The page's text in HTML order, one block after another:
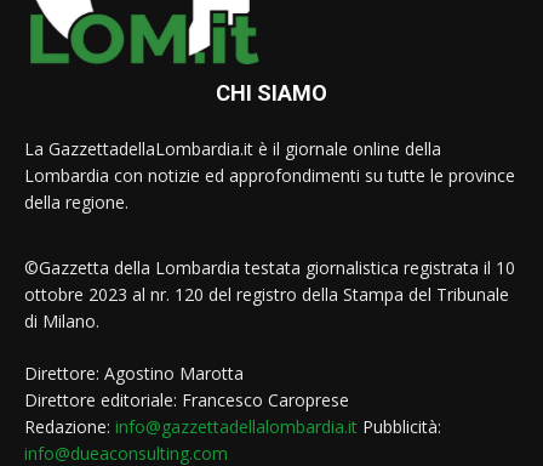
CHI SIAMO
La GazzettadellaLombardia.it è il giornale online della
Lombardia con notizie ed approfondimenti su tutte le province
della regione.
©Gazzetta della Lombardia testata giornalistica registrata il 10
ottobre 2023 al nr. 120 del registro della Stampa del Tribunale
di Milano.
Direttore: Agostino Marotta
Direttore editoriale: Francesco Caroprese
Redazione: info@gazzettadellalombardia.it Pubblicità:
info@dueaconsulting.com